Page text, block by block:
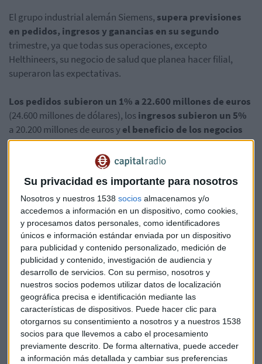
Su privacidad es importante para nosotros
Nosotros y nuestros 1538 socios almacenamos y/o
accedemos a información en un dispositivo, como cookies,
y procesamos datos personales, como identificadores
únicos e información estándar enviada por un dispositivo
para publicidad y contenido personalizado, medición de
publicidad y contenido, investigación de audiencia y
desarrollo de servicios. Con su permiso, nosotros y
nuestros socios podemos utilizar datos de localización
geográfica precisa e identificación mediante las
características de dispositivos. Puede hacer clic para
otorgarnos su consentimiento a nosotros y a nuestros 1538
socios para que llevemos a cabo el procesamiento
previamente descrito. De forma alternativa, puede acceder
a información más detallada y cambiar sus preferencias
El grupo industrial alemán Siemens, supera previsiones
en pedidos, ingresos y ganancias en su segundo
trimestre, ya que todas sus operaciones, excepto
Helthineers, su negocio de salud que planea hacer filial,
superaron las expectativas.
Los pedidos subieron un 1% a 22.600 millones de euros
(24.600 millones de dólares), losingresos subieron un 5%
a 20.200 millones de euros yel beneficio de los negocios
industriales sube un 18% a 2,49 mil millones, lo que le dio
un margen de beneficio del 12,1%.
Todas estas cifras superan las estimaciones medias en un
sondeo de Reuters, aunque el beneficio de 588 millones de
euros de Healthineers perdió el promedio de encuestas de
620 millones de euros. El grupo reiteró sus previsiones
para todo el año hasta finales de septiembre y dijo que
se concentraría en integrar Mentor Graphics y lograr que
Siemens Gamesa Renewable Energy comience bien.
Siemens Ingresos Resultados Beneficios
Segundotrimestre